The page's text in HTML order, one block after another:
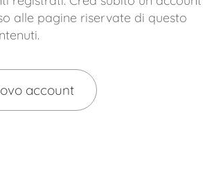
alle pagine riservate di questo
account